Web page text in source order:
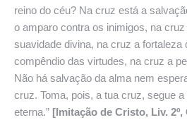
reino do céu? Na cruz está a
o amparo contra os inimigos, na
suavidade divina, na cruz a fortaleza
compêndio das virtudes, na cruz a
Não há salvação da alma nem
cruz. Toma, pois, a tua cruz, segue
eterna.” [Imitação de Cristo, Liv. 2º,